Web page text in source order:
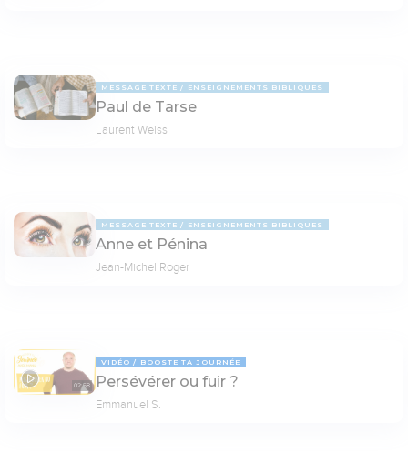
MESSAGE TEXTE ENSEIGNEMENTS BIBLIQUES
Paul de Tarse
Laurent Weiss
MESSAGE TEXTE ENSEIGNEMENTS BIBLIQUES
Anne et Pénina
Jean-Michel Roger
02:58
VIDÉO BOOSTE TA JOURNÉE
Persévérer ou fuir ?
Emmanuel S.